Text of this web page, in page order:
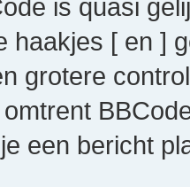
is quasi
haakjes [ en ]
grotere
een bericht